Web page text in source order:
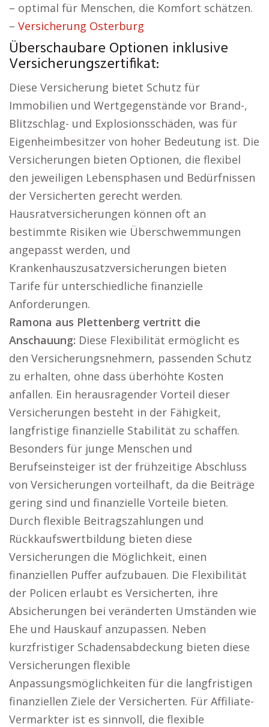
– optimal für Menschen, die Komfort schätzen.
– Versicherung Osterburg
Überschaubare Optionen inklusive
Versicherungszertifikat:
Diese Versicherung bietet Schutz für
Immobilien und Wertgegenstände vor Brand-,
Blitzschlag- und Explosionsschäden, was für
Eigenheimbesitzer von hoher Bedeutung ist. Die
Versicherungen bieten Optionen, die flexibel
den jeweiligen Lebensphasen und Bedürfnissen
der Versicherten gerecht werden.
Hausratversicherungen können oft an
bestimmte Risiken wie Überschwemmungen
angepasst werden, und
Krankenhauszusatzversicherungen bieten
Tarife für unterschiedliche finanzielle
Anforderungen.
Ramona aus Plettenberg vertritt die
Anschauung: Diese Flexibilität ermöglicht es
den Versicherungsnehmern, passenden Schutz
zu erhalten, ohne dass überhöhte Kosten
anfallen. Ein herausragender Vorteil dieser
Versicherungen besteht in der Fähigkeit,
langfristige finanzielle Stabilität zu schaffen.
Besonders für junge Menschen und
Berufseinsteiger ist der frühzeitige Abschluss
von Versicherungen vorteilhaft, da die Beiträge
gering sind und finanzielle Vorteile bieten.
Durch flexible Beitragszahlungen und
Rückkaufswertbildung bieten diese
Versicherungen die Möglichkeit, einen
finanziellen Puffer aufzubauen. Die Flexibilität
der Policen erlaubt es Versicherten, ihre
Absicherungen bei veränderten Umständen wie
Ehe und Hauskauf anzupassen. Neben
kurzfristiger Schadensabdeckung bieten diese
Versicherungen flexible
Anpassungsmöglichkeiten für die langfristigen
finanziellen Ziele der Versicherten. Für Affiliate-
Vermarkter ist es sinnvoll, die flexible